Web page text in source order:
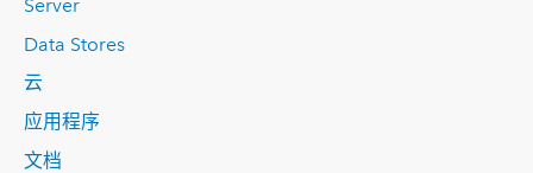
Server
Data Stores
云
应用程序
文档